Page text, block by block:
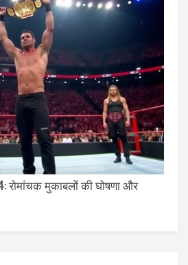
रोमांचक मुकाबलों की घोषणा और